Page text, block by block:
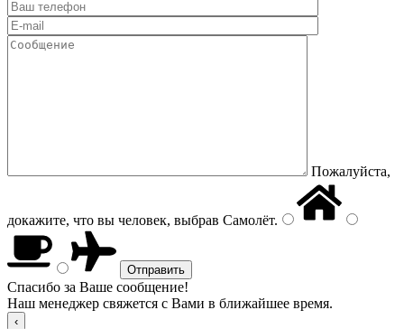
Пожалуйста,
докажите, что вы человек, выбрав Самолёт.
Спасибо за Ваше сообщение!
Наш менеджер свяжется с Вами в ближайшее время.